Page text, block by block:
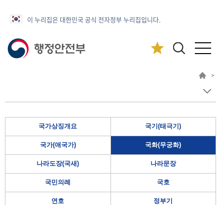
이 누리집은 대한민국 공식 전자정부 누리집입니다.
>
국가상징개요 국기(태극기)
국가(애국가) 국화(무궁화)
나라도장(국새) 나라문장
국민의례 국호
연호 정부기